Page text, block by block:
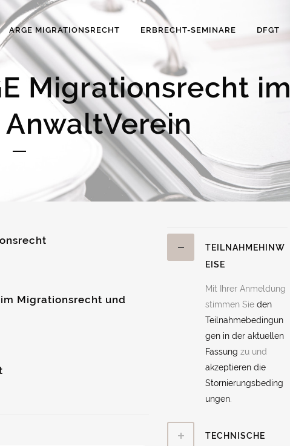
ARGE MIGRATIONSRECHT ERBRECHT-SEMINARE DFGT
Migrationsrecht im
Migrationsrecht und
TEILNAHMEHINW
EISE
Mit Ihrer Anmeldung
stimmen Sie den
Teilnahmebedingun
gen in der aktuellen
Fassung zu und
akzeptieren die
Stornierungsbeding
ungen
TECHNISCHE